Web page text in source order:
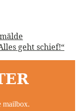
geht schief!“